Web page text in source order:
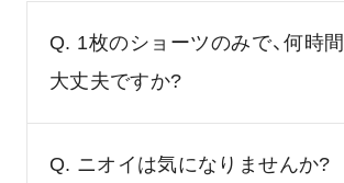
Q. 1枚のショーツのみで、何時間
大丈夫ですか?
Q. ニオイは気になりませんか?